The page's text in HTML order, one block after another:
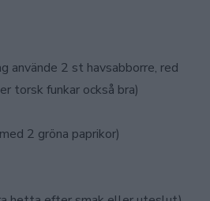
använde 2 st havsabborre, red
torsk funkar också bra)
2 gröna paprikor)